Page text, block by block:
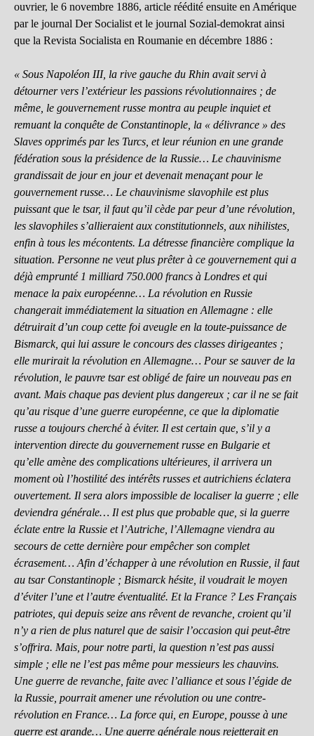
ouvrier, le 6 novembre 1886, article réédité ensuite en Amérique
par le journal Der Socialist et le journal Sozial-demokrat ainsi
que la Revista Socialista en Roumanie en décembre 1886 :
« Sous Napoléon III, la rive gauche du Rhin avait servi à
détourner vers l’extérieur les passions révolutionnaires ; de
même, le gouvernement russe montra au peuple inquiet et
remuant la conquête de Constantinople, la « délivrance » des
Slaves opprimés par les Turcs, et leur réunion en une grande
fédération sous la présidence de la Russie… Le chauvinisme
grandissait de jour en jour et devenait menaçant pour le
gouvernement russe… Le chauvinisme slavophile est plus
puissant que le tsar, il faut qu’il cède par peur d’une révolution,
les slavophiles s’allieraient aux constitutionnels, aux nihilistes,
enfin à tous les mécontents. La détresse financière complique la
situation. Personne ne veut plus prêter à ce gouvernement qui a
déjà emprunté 1 milliard 750.000 francs à Londres et qui
menace la paix européenne… La révolution en Russie
changerait immédiatement la situation en Allemagne : elle
détruirait d’un coup cette foi aveugle en la toute-puissance de
Bismarck, qui lui assure le concours des classes dirigeantes ;
elle murirait la révolution en Allemagne… Pour se sauver de la
révolution, le pauvre tsar est obligé de faire un nouveau pas en
avant. Mais chaque pas devient plus dangereux ; car il ne se fait
qu’au risque d’une guerre européenne, ce que la diplomatie
russe a toujours cherché à éviter. Il est certain que, s’il y a
intervention directe du gouvernement russe en Bulgarie et
qu’elle amène des complications ultérieures, il arrivera un
moment où l’hostilité des intérêts russes et autrichiens éclatera
ouvertement. Il sera alors impossible de localiser la guerre ; elle
deviendra générale… Il est plus que probable que, si la guerre
éclate entre la Russie et l’Autriche, l’Allemagne viendra au
secours de cette dernière pour empêcher son complet
écrasement… Afin d’échapper à une révolution en Russie, il faut
au tsar Constantinople ; Bismarck hésite, il voudrait le moyen
d’éviter l’une et l’autre éventualité. Et la France ? Les Français
patriotes, qui depuis seize ans rêvent de revanche, croient qu’il
n’y a rien de plus naturel que de saisir l’occasion qui peut-être
s’offrira. Mais, pour notre parti, la question n’est pas aussi
simple ; elle ne l’est pas même pour messieurs les chauvins.
Une guerre de revanche, faite avec l’alliance et sous l’égide de
la Russie, pourrait amener une révolution ou une contre-
révolution en France… La force qui, en Europe, pousse à une
guerre est grande… Une guerre générale nous rejetterait en